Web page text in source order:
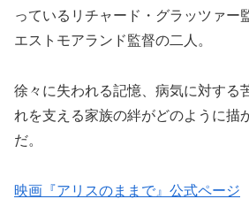
っているリチャード・グラッツァー
エストモアランド監督の二人。
徐々に失われる記憶、病気に対する
れを支える家族の絆がどのように描
だ。
映画『アリスのままで』公式ページ